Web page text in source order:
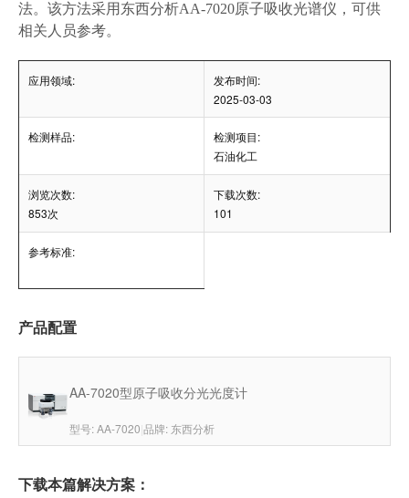
法。该方法采用东西分析AA-7020原子吸收光谱仪，可供
相关人员参考。
应用领域:
发布时间:
2025-03-03
检测样品:
检测项目:
石油化工
浏览次数:
853次
下载次数:
101
参考标准:
产品配置
AA-7020型原子吸收分光光度计
型号: AA-7020 品牌: 东西分析
下载本篇解决方案：